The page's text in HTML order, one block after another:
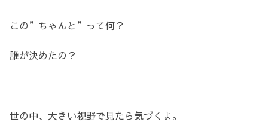
この”ちゃんと”って何？
誰が決めたの？
世の中、大きい視野で見たら気づくよ。